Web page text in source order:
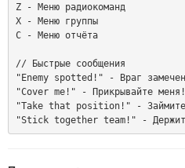
Z - Меню радиокоманд
X - Меню группы
C - Меню отчёта
// Быстрые сообщения
"Enemy spotted!" - Враг замечен
"Cover me!" - Прикрывайте меня!
"Take that position!" - Займите